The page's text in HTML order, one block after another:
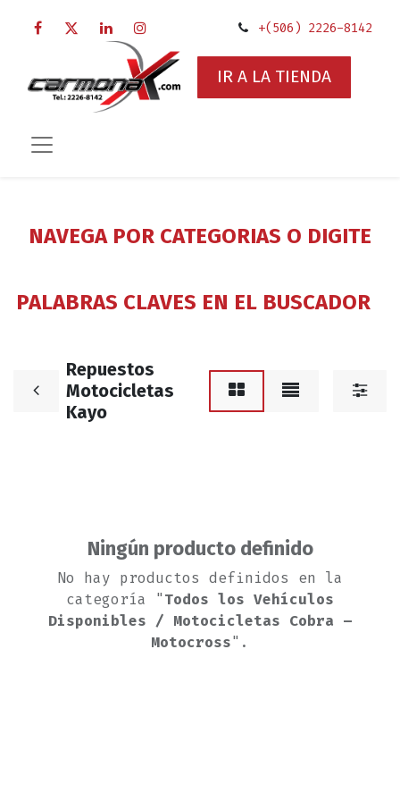
+(506) 2226-8142
IR A LA TIENDA
NAVEGA POR CATEGORIAS O DIGITE
PALABRAS CLAVES EN EL BUSCADOR
Repuestos
Motocicletas
Kayo
Ningún producto definido
No hay productos definidos en la
categoría "Todos los Vehículos
Disponibles / Motocicletas Cobra –
Motocross".